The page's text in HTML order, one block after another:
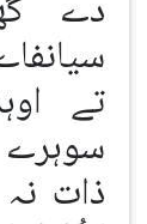
تے
ذات نہ